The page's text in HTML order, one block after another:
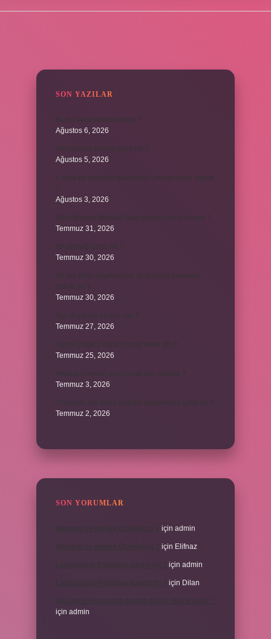
SON YAZILAR
Burs hangi tarihte kesilir ?
Ağustos 6, 2026
Avcı böreği fırında pişer mi ?
Ağustos 5, 2026
6 aylık bir bebeğe balkabağı çorbası nasıl yapılır
?
Ağustos 3, 2026
Sen Ağlama İstanbul’daki şarkıyı kim söylüyor ?
Temmuz 31, 2026
Itır yaprağı yenir mi ?
Temmuz 30, 2026
40 bin İhlâs okurken her defasında besmele
Temmuz 30, 2026
Temmuz 27, 2026
Temmuz 25, 2026
Temmuz 3, 2026
Titanyum mu daha sağlam paslanmaz çelik mi ?
Temmuz 2, 2026
SON YORUMLAR
için admin
için Elifnaz
için admin
için Dilan
için admin